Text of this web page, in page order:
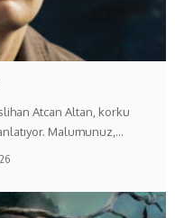
Atcan Altan, korku
Malumunuz,…